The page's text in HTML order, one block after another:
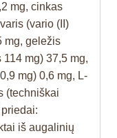
mg, cinkas
(vario (II)
mg, geležis
mg) 37,5 mg,
mg) 0,6 mg, L-
(techniškai
iš augalinių